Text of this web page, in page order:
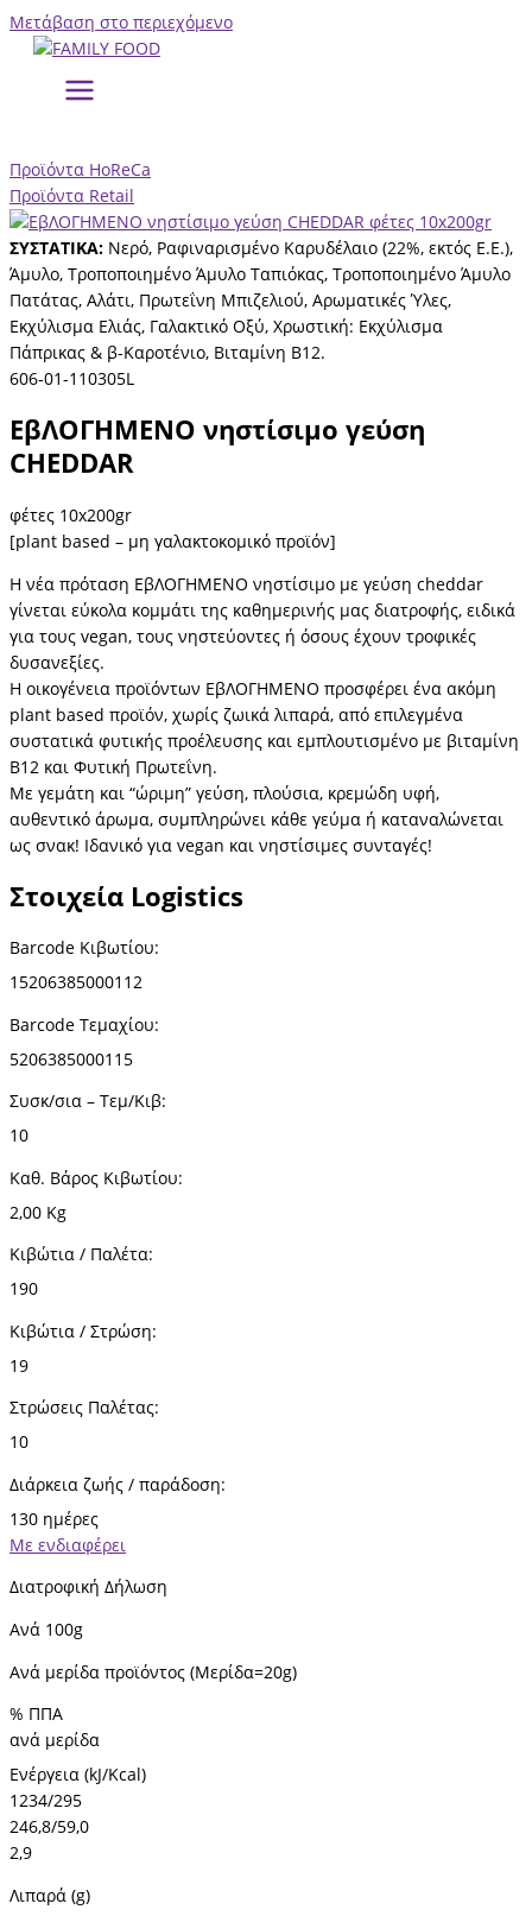
Μετάβαση στο περιεχόμενο
Προϊόντα HoReCa
Προϊόντα Retail
ΣΥΣΤΑΤΙΚΑ: Νερό, Ραφιναρισμένο Καρυδέλαιο (22%, εκτός Ε.Ε.),
Άμυλο, Τροποποιημένο Άμυλο Ταπιόκας, Τροποποιημένο Άμυλο
Πατάτας, Αλάτι, Πρωτεΐνη Μπιζελιού, Αρωματικές Ύλες,
Εκχύλισμα Ελιάς, Γαλακτικό Οξύ, Χρωστική: Εκχύλισμα
Πάπρικας & β-Καροτένιο, Βιταμίνη Β12.
606-01-110305L
ΕβΛΟΓΗΜΕΝΟ νηστίσιμο γεύση
CHEDDAR
φέτες 10x200gr
[plant based – μη γαλακτοκομικό προϊόν]
Η νέα πρόταση ΕβΛΟΓΗΜΕΝΟ νηστίσιμο με γεύση cheddar
γίνεται εύκολα κομμάτι της καθημερινής μας διατροφής, ειδικά
για τους vegan, τους νηστεύοντες ή όσους έχουν τροφικές
δυσανεξίες.
Η οικογένεια προϊόντων ΕβΛΟΓΗΜΕΝΟ προσφέρει ένα ακόμη
plant based προϊόν, χωρίς ζωικά λιπαρά, από επιλεγμένα
συστατικά φυτικής προέλευσης και εμπλουτισμένο με βιταμίνη
Β12 και Φυτική Πρωτεΐνη.
Με γεμάτη και “ώριμη” γεύση, πλούσια, κρεμώδη υφή,
αυθεντικό άρωμα, συμπληρώνει κάθε γεύμα ή καταναλώνεται
ως σνακ! Ιδανικό για vegan και νηστίσιμες συνταγές!
Στοιχεία Logistics
Barcode Κιβωτίου:
15206385000112
Barcode Τεμαχίου:
5206385000115
Συσκ/σια – Τεμ/Κιβ:
10
Καθ. Βάρος Κιβωτίου:
2,00 Kg
Κιβώτια / Παλέτα:
190
Κιβώτια / Στρώση:
19
Στρώσεις Παλέτας:
10
Διάρκεια ζωής / παράδοση:
130 ημέρες
Με ενδιαφέρει
Διατροφική Δήλωση
Ανά 100g
Ανά μερίδα προϊόντος (Μερίδα=20g)
% ΠΠΑ
ανά μερίδα
Ενέργεια (kJ/Kcal)
1234/295
246,8/59,0
2,9
Λιπαρά (g)